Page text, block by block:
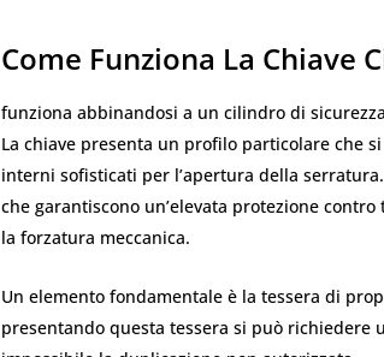
Come Funziona La Chiave
funziona abbinandosi a un cilindro di
La chiave presenta un profilo particolare che
interni sofisticati per l’apertura della
che garantiscono un’elevata protezione
la forzatura meccanica.
Un elemento fondamentale è la tessera di
presentando questa tessera si può richiedere